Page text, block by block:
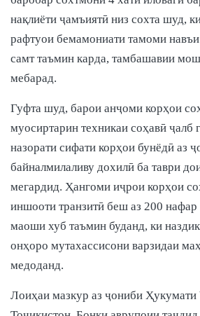
нақлиёти ҷамъиятӣ низ сохта шуд,
рафтуои бемамониати тамоми
самт таъмин карда, тамбашавии
мебарад.
Гуфта шуд, барои анҷоми корҳои
муосиртарин техникаи соҳавӣ ҷалб
назорати сифати корҳои бунёдӣ аз
байналмилаливу дохилӣ ба таври
мегардид. Ҳангоми иҷрои корҳои
иншооти транзитӣ беш аз 200 нафар
маоши хуб таъмин буданд, ки
онҳоро мутахассисони варзидаи
медоданд.
Лоиҳаи мазкур аз ҷониби